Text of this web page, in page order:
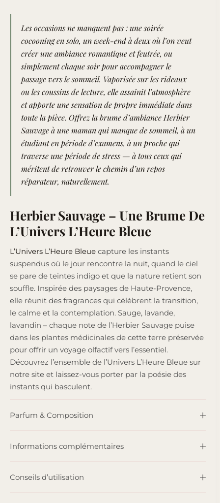
Les occasions ne manquent pas : une soirée
cocooning en solo, un week-end à deux où l’on veut
créer une ambiance romantique et feutrée, ou
simplement chaque soir pour accompagner le
passage vers le sommeil. Vaporisée sur les rideaux
ou les coussins de lecture, elle assainit l’atmosphère
et apporte une sensation de propre immédiate dans
toute la pièce. Offrez la brume d’ambiance Herbier
Sauvage à une maman qui manque de sommeil, à un
étudiant en période d’examens, à un proche qui
traverse une période de stress — à tous ceux qui
méritent de retrouver le chemin d’un repos
réparateur, naturellement.
Herbier Sauvage – Une Brume De
L’Univers L’Heure Bleue
L’Univers L’Heure Bleue capture les instants
suspendus où le jour rencontre la nuit, quand le ciel
se pare de teintes indigo et que la nature retient son
souffle. Inspirée des paysages de Haute-Provence,
elle réunit des fragrances qui célèbrent la transition,
le calme et la contemplation. Sauge, lavande,
lavandin – chaque note de l’Herbier Sauvage puise
dans les plantes médicinales de cette terre préservée
pour offrir un voyage olfactif vers l’essentiel.
Découvrez l’ensemble de l’Univers L’Heure Bleue sur
notre site et laissez-vous porter par la poésie des
instants qui basculent.
Parfum & Composition
Informations complémentaires
Conseils d’utilisation